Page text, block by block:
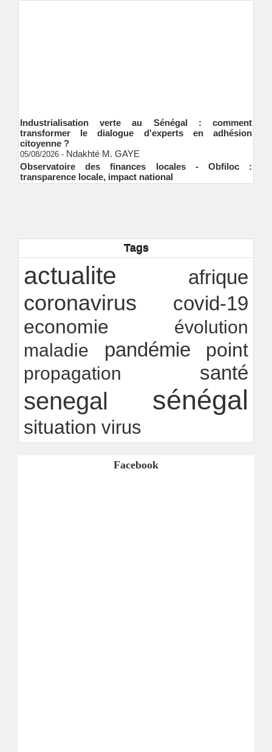
Industrialisation verte au Sénégal : comment
transformer le dialogue d'experts en adhésion
citoyenne ?
05/08/2026 -Ndakhté M. GAYE
Observatoire des finances locales - Obfiloc :
transparence locale, impact national
26/07/2026 -Ndakhté M. GAYE
15/07/2026 -EMA
Modernisation, digitalisation et orthodoxie… la feuille
ambitions de l’État
13/07/2026 -Ndakhté M. GAYE
Tags
actualite afrique
coronavirus covid-19
economie
évolution
maladie
pandémie point
propagation santé
senegal sénégal
situation virus
Facebook